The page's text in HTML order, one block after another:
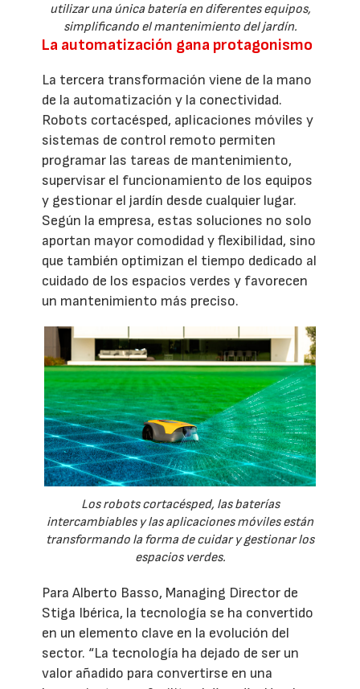
utilizar una única batería en diferentes equipos,
simplificando el mantenimiento del jardín.
La automatización gana protagonismo
La tercera transformación viene de la mano
de la automatización y la conectividad.
Robots cortacésped, aplicaciones móviles y
sistemas de control remoto permiten
programar las tareas de mantenimiento,
supervisar el funcionamiento de los equipos
y gestionar el jardín desde cualquier lugar.
Según la empresa, estas soluciones no solo
aportan mayor comodidad y flexibilidad, sino
que también optimizan el tiempo dedicado al
cuidado de los espacios verdes y favorecen
un mantenimiento más preciso.
Los robots cortacésped, las baterías
intercambiables y las aplicaciones móviles están
transformando la forma de cuidar y gestionar los
espacios verdes.
Para Alberto Basso, Managing Director de
Stiga Ibérica, la tecnología se ha convertido
en un elemento clave en la evolución del
sector. “La tecnología ha dejado de ser un
valor añadido para convertirse en una